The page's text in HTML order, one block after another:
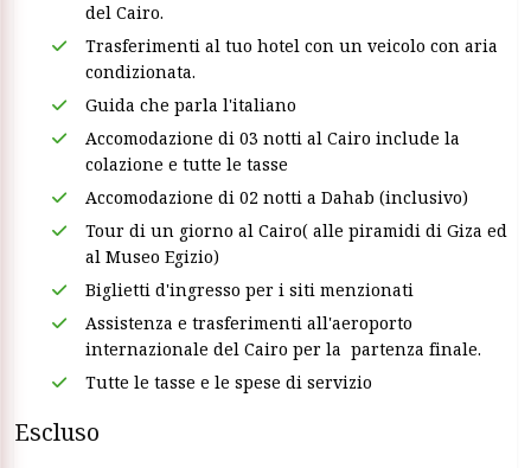
del Cairo.
Trasferimenti al tuo hotel con un veicolo con aria
condizionata.
Guida che parla l'italiano
Accomodazione di 03 notti al Cairo include la
colazione e tutte le tasse
Accomodazione di 02 notti a Dahab (inclusivo)
Tour di un giorno al Cairo( alle piramidi di Giza ed
al Museo Egizio)
Biglietti d'ingresso per i siti menzionati
Assistenza e trasferimenti all'aeroporto
internazionale del Cairo per la partenza finale.
Tutte le tasse e le spese di servizio
Escluso